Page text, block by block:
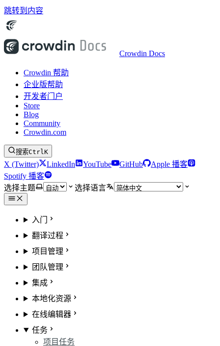
跳转到内容
Crowdin Docs
Crowdin 帮助
企业版帮助
开发者门户
Store
Blog
Community
Crowdin.com
搜索CtrlK
X (Twitter) LinkedIn YouTube GitHub
Apple 播客
Spotify 播客
选择主题
选择语言
入门
翻译过程
项目管理
团队管理
集成
本地化资源
在线编辑器
任务
项目任务